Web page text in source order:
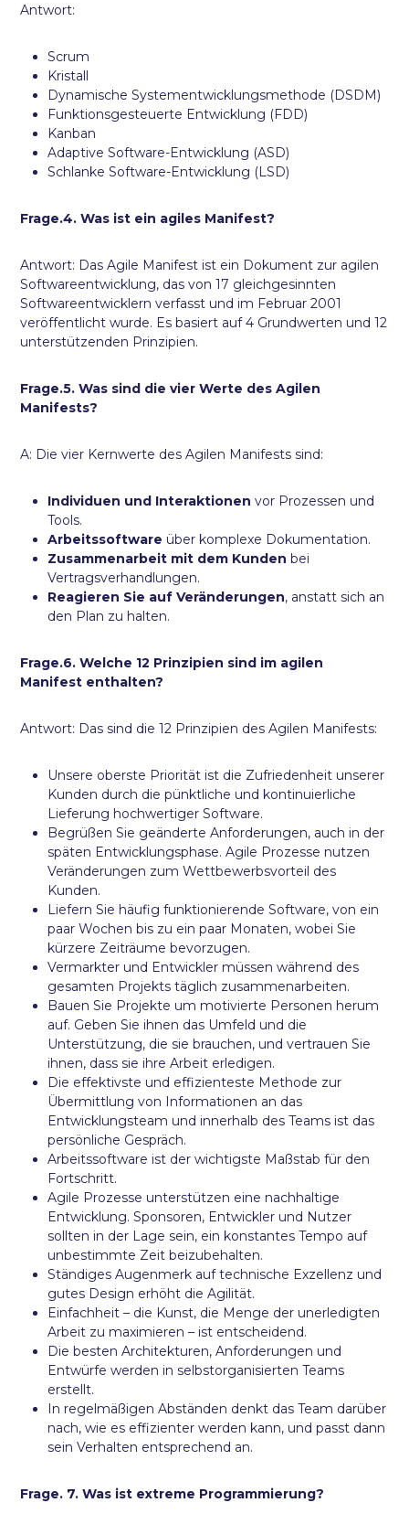
Antwort:
Scrum
Kristall
Dynamische Systementwicklungsmethode (DSDM)
Funktionsgesteuerte Entwicklung (FDD)
Kanban
Adaptive Software-Entwicklung (ASD)
Schlanke Software-Entwicklung (LSD)
Frage.4. Was ist ein agiles Manifest?
Antwort: Das Agile Manifest ist ein Dokument zur agilen
Softwareentwicklung, das von 17 gleichgesinnten
Softwareentwicklern verfasst und im Februar 2001
veröffentlicht wurde. Es basiert auf 4 Grundwerten und 12
unterstützenden Prinzipien.
Frage.5. Was sind die vier Werte des Agilen
Manifests?
A: Die vier Kernwerte des Agilen Manifests sind:
Individuen und Interaktionen vor Prozessen und
Tools.
Arbeitssoftware über komplexe Dokumentation.
Zusammenarbeit mit dem Kunden bei
Vertragsverhandlungen.
Reagieren Sie auf Veränderungen, anstatt sich an
den Plan zu halten.
Frage.6. Welche 12 Prinzipien sind im agilen
Manifest enthalten?
Antwort: Das sind die 12 Prinzipien des Agilen Manifests:
Unsere oberste Priorität ist die Zufriedenheit unserer
Kunden durch die pünktliche und kontinuierliche
Lieferung hochwertiger Software.
Begrüßen Sie geänderte Anforderungen, auch in der
späten Entwicklungsphase. Agile Prozesse nutzen
Veränderungen zum Wettbewerbsvorteil des
Kunden.
Liefern Sie häufig funktionierende Software, von ein
paar Wochen bis zu ein paar Monaten, wobei Sie
kürzere Zeiträume bevorzugen.
Vermarkter und Entwickler müssen während des
gesamten Projekts täglich zusammenarbeiten.
Bauen Sie Projekte um motivierte Personen herum
auf. Geben Sie ihnen das Umfeld und die
Unterstützung, die sie brauchen, und vertrauen Sie
ihnen, dass sie ihre Arbeit erledigen.
Die effektivste und effizienteste Methode zur
Übermittlung von Informationen an das
Entwicklungsteam und innerhalb des Teams ist das
persönliche Gespräch.
Arbeitssoftware ist der wichtigste Maßstab für den
Fortschritt.
Agile Prozesse unterstützen eine nachhaltige
Entwicklung. Sponsoren, Entwickler und Nutzer
sollten in der Lage sein, ein konstantes Tempo auf
unbestimmte Zeit beizubehalten.
Ständiges Augenmerk auf technische Exzellenz und
gutes Design erhöht die Agilität.
Einfachheit – die Kunst, die Menge der unerledigten
Arbeit zu maximieren – ist entscheidend.
Die besten Architekturen, Anforderungen und
Entwürfe werden in selbstorganisierten Teams
erstellt.
In regelmäßigen Abständen denkt das Team darüber
nach, wie es effizienter werden kann, und passt dann
sein Verhalten entsprechend an.
Frage. 7. Was ist extreme Programmierung?